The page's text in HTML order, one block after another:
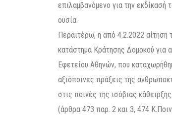
επιλαμβανόμενο για την εκδίκασή
ουσία.
Περαιτέρω, η από 4.2.2022 αίτηση
κατάστημα Κράτησης Δομοκού για
Εφετείου Αθηνών, που
αξιόποινες πράξεις της
στις ποινές της ισόβιας
(άρθρα 473 παρ. 2 και 3, 474